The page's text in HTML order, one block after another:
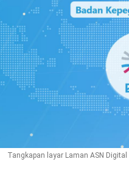
Tangkapan layar Laman ASN Digital